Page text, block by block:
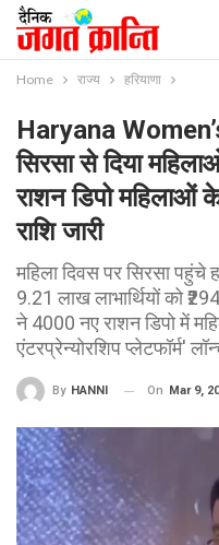
Home राज्य हरियाणा
Haryana
सिरसा से दिया
राशन डिपो महिलाओं
राशि जारी
महिला दिवस पर सिरसा पहुंचे
9.21 लाख लाभार्थियों को
ने 4000 नए राशन डिपो में
एंटरप्रेन्योरशिप प्लेटफॉर्म'
By HANNI On Mar 9,